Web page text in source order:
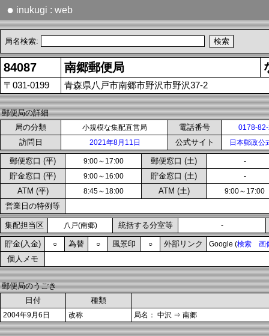
● inukugi : web
局名検索:
84087 南郷郵便局
〒031-0199 青森県八戸市南郷市野沢市野沢37-2
郵便局の詳細
局の分類
小規模な集配直営局 電話番号 0178-
訪問日 2021年8月11日 公式サイト 日本郵政公
郵便窓口 (平) 9:00～17:00 郵便窓口 (土) -
貯金窓口 (平) 9:00～16:00 貯金窓口 (土) -
ATM (平) 8:45～18:00 ATM (土) 9:00～17:00
営業日の特例等
集配担当区 八戸(南郷) 統括する分室等 -
貯金(入金) ○ 為替 ○ 風景印 ○ 外部リンク Google (検索 画
個人メモ
郵便局のうごき
日付
種類
2004年9月6日 改称 局名： 中沢 ⇒ 南郷